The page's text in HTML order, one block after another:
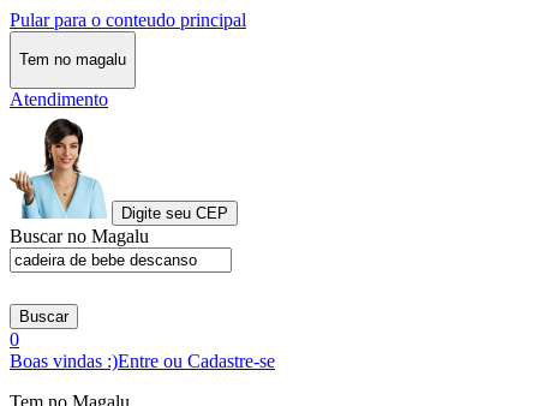
Pular para o conteudo principal
Tem no magalu
Atendimento
Digite seu CEP
Buscar no Magalu
Buscar
0
Boas vindas :)Entre ou Cadastre-se
Tem no Magalu